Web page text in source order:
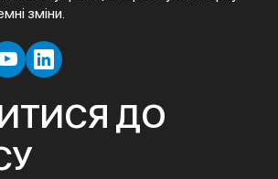
зміни.
ДО